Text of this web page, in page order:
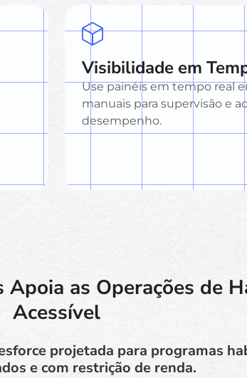
Visibilidade em
Use painéis em tempo real
manuais para supervisão e
desempenho.
Apoia as Operações de
Acessível
projetada para programas
e com restrição de renda.